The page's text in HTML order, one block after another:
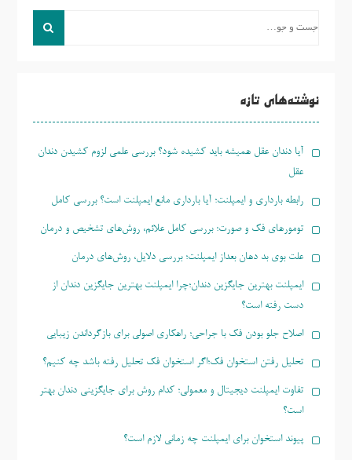
نوشته‌های تازه
آیا دندان عقل همیشه باید کشیده شود؟ بررسی علمی لزوم کشیدن دندان
عقل
رابطه بارداری و ایمپلنت؛ آیا بارداری مانع ایمپلنت است؟ بررسی کامل
تومورهای فک و صورت؛ بررسی کامل علائم، روش‌های تشخیص و درمان
علت بوی بد دهان بعداز ایمپلنت؛ بررسی دلایل، روش‌های درمان
ایمپلنت بهترین جایگزین دندان؛چرا ایمپلنت بهترین جایگزین دندان از
دست رفته است؟
اصلاح جلو بودن فک با جراحی؛ راهکاری اصولی برای بازگرداندن زیبایی
تحلیل رفتن استخوان فک؛اگر استخوان فک تحلیل رفته باشد چه کنیم؟
تفاوت ایمپلنت دیجیتال و معمولی؛ کدام روش برای جایگزینی دندان بهتر
است؟
پیوند استخوان برای ایمپلنت چه زمانی لازم است؟